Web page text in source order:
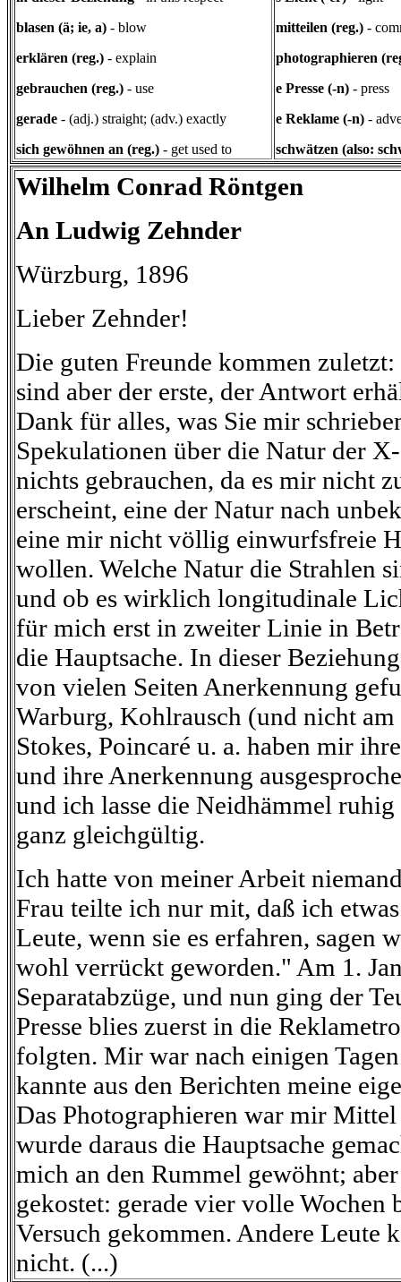
blasen (ä; ie, a) - blow
erklären (reg.) - explain
gebrauchen (reg.) - use
gerade - (adj.) straight; (adv.) exactly
sich gewöhnen an (reg.) - get used to
mitteilen (reg.) -
photographieren
e Presse (-n) - press
e Reklame (-n) -
schwätzen (also:
Wilhelm Conrad Röntgen
An Ludwig Zehnder
Würzburg, 1896
Lieber Zehnder!
Die guten Freunde kommen zuletzt:
sind aber der erste, der Antwort
Dank für alles, was Sie mir
Spekulationen über die Natur der
nichts gebrauchen, da es mir nicht
erscheint, eine der Natur nach
eine mir nicht völlig einwurfsfreie
wollen. Welche Natur die Strahlen
und ob es wirklich longitudinale
für mich erst in zweiter Linie in
die Hauptsache. In dieser
von vielen Seiten Anerkennung
Warburg, Kohlrausch (und nicht
Stokes, Poincaré u. a. haben mir
und ihre Anerkennung
und ich lasse die Neidhämmel
ganz gleichgültig.
Ich hatte von meiner Arbeit
Frau teilte ich nur mit, daß ich
Leute, wenn sie es erfahren, sagen
wohl verrückt geworden." Am 1.
Separatabzüge, und nun ging der
Presse blies zuerst in die
folgten. Mir war nach einigen
kannte aus den Berichten meine
Das Photographieren war mir
wurde daraus die Hauptsache
mich an den Rummel gewöhnt;
gekostet: gerade vier volle Wochen
Versuch gekommen. Andere Leute
nicht. (...)